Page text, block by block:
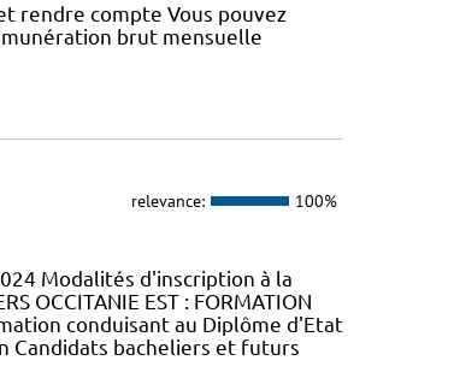
rendre compte Vous pouvez
brut mensuelle
relevance: 100%
Modalités d'inscription à la
OCCITANIE EST : FORMATION
conduisant au Diplôme d'Etat
Candidats bacheliers et futurs